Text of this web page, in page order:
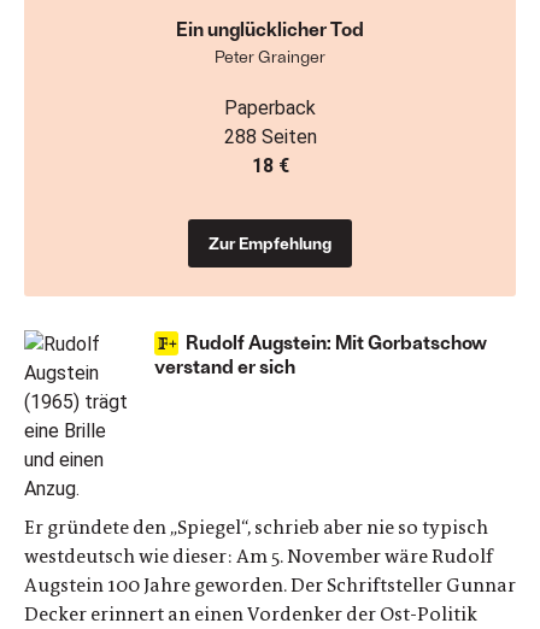
Rudolf Augstein: Mit Gorbatschow
verstand er sich
Er gründete den „Spiegel“, schrieb aber nie so typisch
westdeutsch wie dieser: Am 5. November wäre Rudolf
Augstein 100 Jahre geworden. Der Schriftsteller Gunnar
Decker erinnert an einen Vordenker der Ost-Politik
Ein unglücklicher Tod
Peter Grainger
Paperback
288 Seiten
18 €
Zur Empfehlung